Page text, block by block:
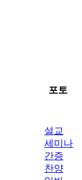
포토
설교
세미나
간증
찬양